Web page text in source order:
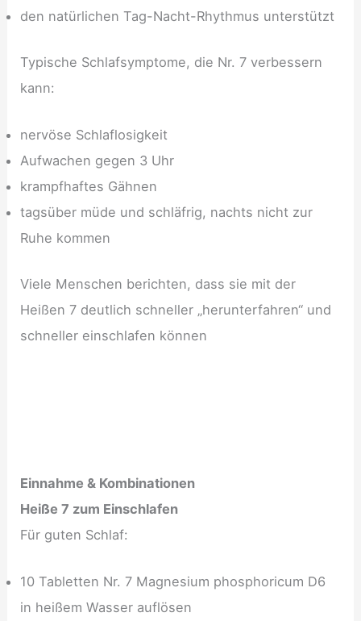
den natürlichen Tag-Nacht-Rhythmus unterstützt
Typische Schlafsymptome, die Nr. 7 verbessern
kann:
nervöse Schlaflosigkeit
Aufwachen gegen 3 Uhr
krampfhaftes Gähnen
tagsüber müde und schläfrig, nachts nicht zur
Ruhe kommen
Viele Menschen berichten, dass sie mit der
Heißen 7 deutlich schneller „herunterfahren“ und
schneller einschlafen können
Einnahme & Kombinationen
Heiße 7 zum Einschlafen
Für guten Schlaf:
10 Tabletten Nr. 7 Magnesium phosphoricum D6
in heißem Wasser auflösen